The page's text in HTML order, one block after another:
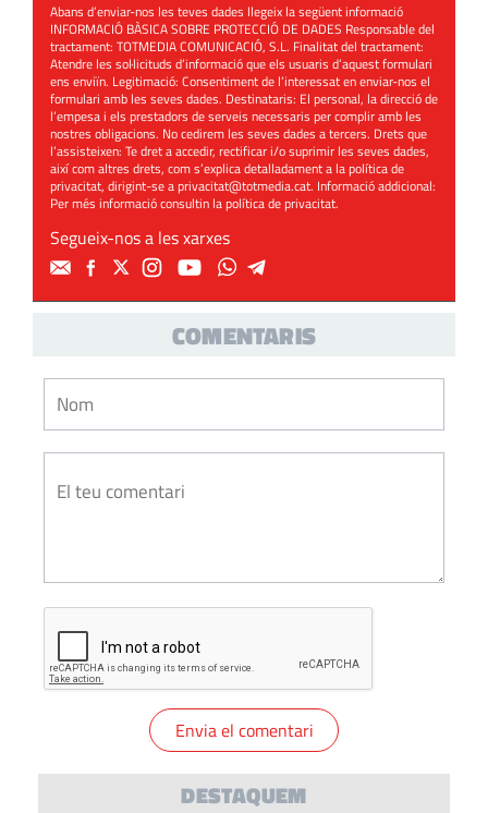
Abans d’enviar-nos les teves dades llegeix la següent informació
INFORMACIÓ BÀSICA SOBRE PROTECCIÓ DE DADES Responsable del
tractament: TOTMEDIA COMUNICACIÓ, S.L. Finalitat del tractament:
Atendre les sol·licituds d’informació que els usuaris d’aquest formulari
ens enviïn. Legitimació: Consentiment de l’interessat en enviar-nos el
formulari amb les seves dades. Destinataris: El personal, la direcció de
l’empesa i els prestadors de serveis necessaris per complir amb les
nostres obligacions. No cedirem les seves dades a tercers. Drets que
l’assisteixen: Te dret a accedir, rectificar i/o suprimir les seves dades,
així com altres drets, com s’explica detalladament a la política de
privacitat, dirigint-se aprivacitat@totmedia.cat. Informació addicional:
Per més informació consultin lapolítica de privacitat.
Segueix-nos a les xarxes
COMENTARIS
DESTAQUEM